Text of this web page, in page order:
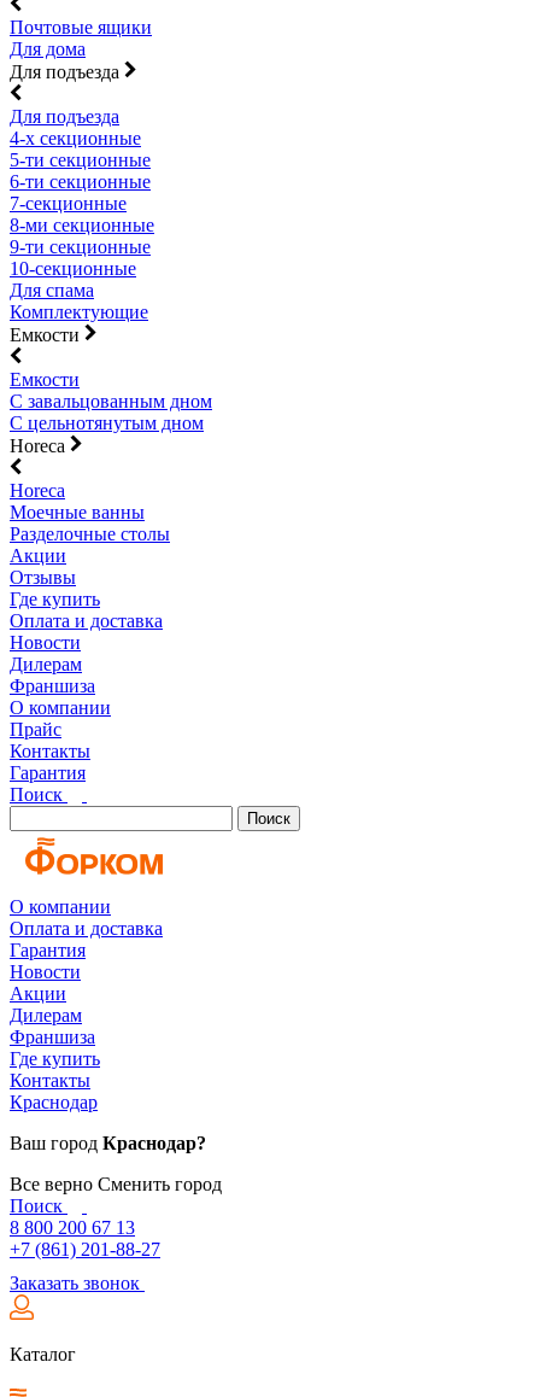
Почтовые ящики
Для дома
Для подъезда
Для подъезда
4-х секционные
5-ти секционные
6-ти секционные
7-секционные
8-ми секционные
9-ти секционные
10-секционные
Для спама
Комплектующие
Емкости
Емкости
С завальцованным дном
С цельнотянутым дном
Horeca
Horeca
Моечные ванны
Разделочные столы
Акции
Отзывы
Где купить
Оплата и доставка
Новости
Дилерам
Франшиза
О компании
Прайс
Контакты
Гарантия
Поиск
Поиск
О компании
Оплата и доставка
Гарантия
Новости
Акции
Дилерам
Франшиза
Где купить
Контакты
Краснодар
Ваш город Краснодар?
Все верно Сменить город
Поиск
8 800 200 67 13
+7 (861) 201-88-27
Заказать звонок
Каталог